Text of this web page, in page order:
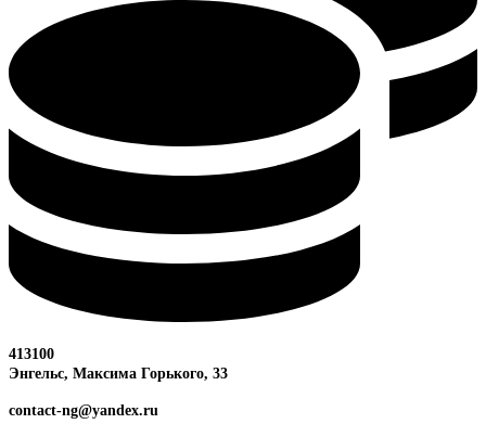
413100
Энгельс, Максима Горького, 33
contact-ng@yandex.ru